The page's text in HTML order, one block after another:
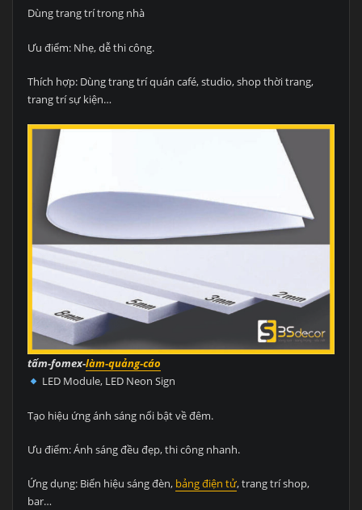
Dùng trang trí trong nhà
Ưu điểm: Nhẹ, dễ thi công.
Thích hợp: Dùng trang trí quán café, studio, shop thời trang,
trang trí sự kiện…
tấm-fomex-làm-quảng-cáo
LED Module, LED Neon Sign
Tạo hiệu ứng ánh sáng nổi bật về đêm.
Ưu điểm: Ánh sáng đều đẹp, thi công nhanh.
Ứng dụng: Biển hiệu sáng đèn, bảng điện tử, trang trí shop,
bar…